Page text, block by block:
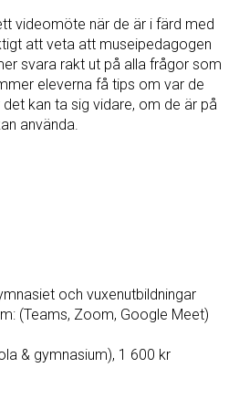
videomöte när de är i färd med
att veta att museipedagogen
svara rakt ut på alla frågor som
eleverna få tips om var de
kan ta sig vidare, om de är på
använda.
och vuxenutbildningar
(Teams, Zoom, Google Meet)
& gymnasium), 1 600 kr